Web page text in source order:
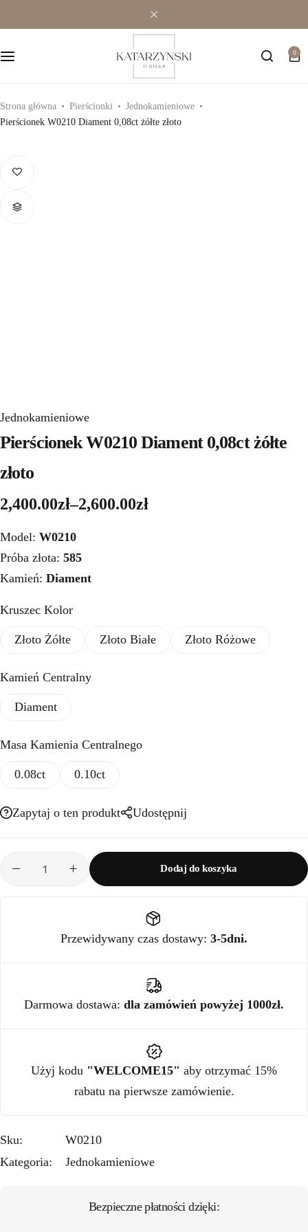
0
Strona główna Pierścionki
Jednokamieniowe
Pierścionek W0210 Diament 0,08ct żółte złoto
Jednokamieniowe
Pierścionek W0210 Diament 0,08ct żółte
złoto
2,400.00zł–2,600.00zł
Model: W0210
Próba złota: 585
Kamień: Diament
Kruszec Kolor
Złoto Żółte Złoto Białe Złoto Różowe
Kamień Centralny
Diament
Masa Kamienia Centralnego
0.08ct 0.10ct
Zapytaj o ten produkt Udostępnij
Dodaj do koszyka
Przewidywany czas dostawy: 3-5dni.
Darmowa dostawa: dla zamówień powyżej 1000zł.
Użyj kodu "WELCOME15" aby otrzymać 15%
rabatu na pierwsze zamówienie.
Sku:
W0210
Kategoria:
Jednokamieniowe
Bezpieczne płatności dzięki:
Modowe
Pozostała biżuteria
Zawieszki